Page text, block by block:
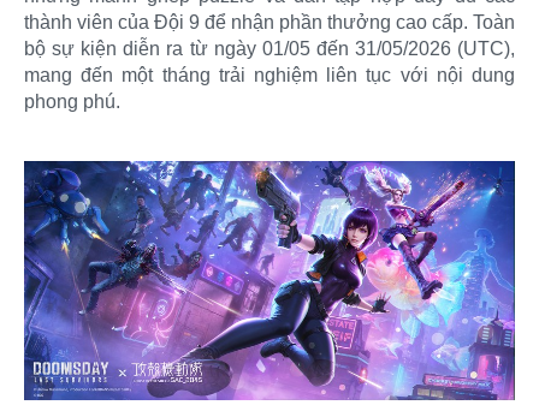
thành viên của Đội 9 để nhận phần thưởng cao cấp. Toàn
bộ sự kiện diễn ra từ ngày 01/05 đến 31/05/2026 (UTC),
mang đến một tháng trải nghiệm liên tục với nội dung
phong phú.